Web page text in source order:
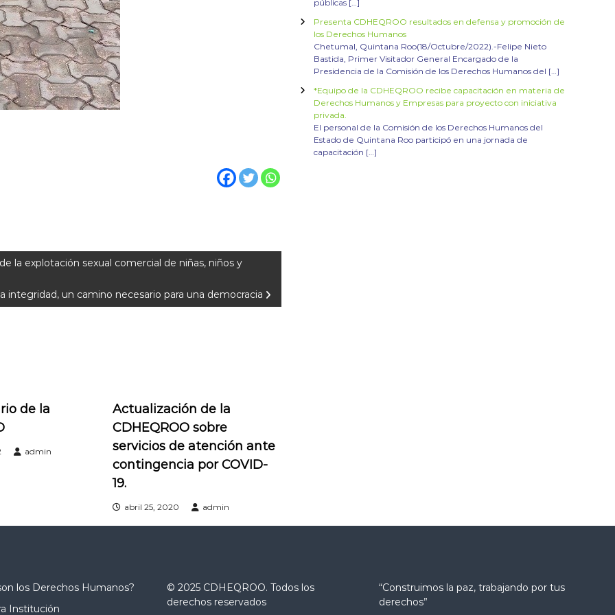
la explotación sexual comercial de niñas, niños y
integridad, un camino necesario para una democracia
de la
admin
Actualización de la
CDHEQROO sobre
servicios de atención ante
contingencia por COVID-
19.
abril 25, 2020 admin
públicas […]
Presenta CDHEQROO resultados en defensa y promoción de
los Derechos Humanos
Chetumal, Quintana Roo(18/Octubre/2022).-Felipe Nieto
Bastida, Primer Visitador General Encargado de la
Presidencia de la Comisión de los Derechos Humanos del […]
*Equipo de la CDHEQROO recibe capacitación en materia de
Derechos Humanos y Empresas para proyecto con iniciativa
privada.
El personal de la Comisión de los Derechos Humanos del
Estado de Quintana Roo participó en una jornada de
capacitación […]
los Derechos Humanos?
Institución
© 2025 CDHEQROO. Todos los
derechos reservados
“Construimos la paz, trabajando por tus
derechos”